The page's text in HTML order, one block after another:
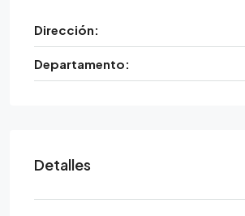
Dirección:
Departamento:
Detalles